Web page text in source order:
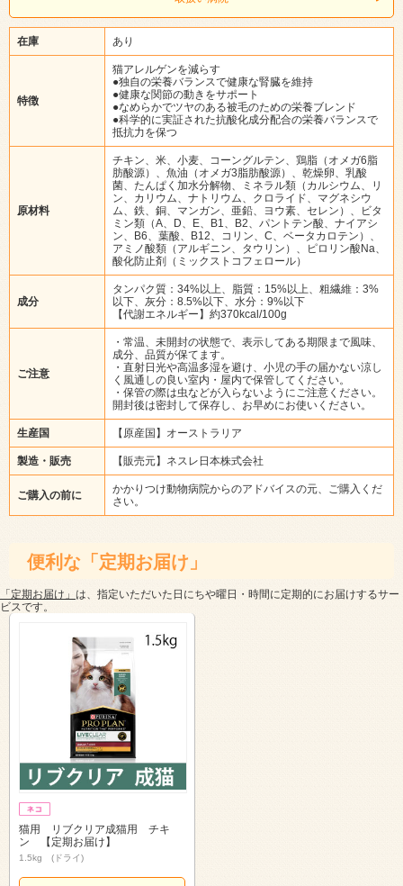
在庫 あり
特徴
猫アレルゲンを減らす
●独自の栄養バランスで健康な腎臓を維持
●健康な関節の動きをサポート
●なめらかでツヤのある被毛のための栄養ブレンド
●科学的に実証された抗酸化成分配合の栄養バランスで
抵抗力を保つ
原材料
チキン、米、小麦、コーングルテン、鶏脂（オメガ6脂
肪酸源）、魚油（オメガ3脂肪酸源）、乾燥卵、乳酸
菌、たんぱく加水分解物、ミネラル類（カルシウム、リ
ン、カリウム、ナトリウム、クロライド、マグネシウ
ム、鉄、銅、マンガン、亜鉛、ヨウ素、セレン）、ビタ
ミン類（A、D、E、B1、B2、パントテン酸、ナイアシ
ン、B6、葉酸、B12、コリン、C、ベータカロテン）、
アミノ酸類（アルギニン、タウリン）、ピロリン酸Na、
酸化防止剤（ミックストコフェロール）
成分
タンパク質：34%以上、脂質：15%以上、粗繊維：3%
以下、灰分：8.5%以下、水分：9%以下
【代謝エネルギー】約370kcal/100g
ご注意
・常温、未開封の状態で、表示してある期限まで風味、
成分、品質が保てます。
・直射日光や高温多湿を避け、小児の手の届かない涼し
く風通しの良い室内・屋内で保管してください。
・保管の際は虫などが入らないようにご注意ください。
開封後は密封して保存し、お早めにお使いください。
生産国 【原産国】オーストラリア
製造・販売 【販売元】ネスレ日本株式会社
ご購入の前に
かかりつけ動物病院からのアドバイスの元、ご購入くだ
さい。
便利な「定期お届け」
「定期お届け」 は、指定いただいた日にちや曜日・時間に定期的にお届けするサー
ビスです。
猫用 リブクリア成猫用 チキ
ン 【定期お届け】
1.5kg (ドライ)